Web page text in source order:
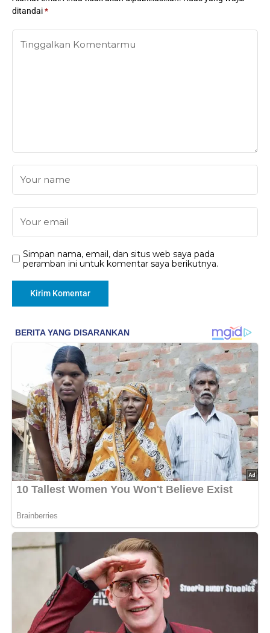
ditandai*
Simpan nama, email, dan situs web saya pada
peramban ini untuk komentar saya berikutnya.